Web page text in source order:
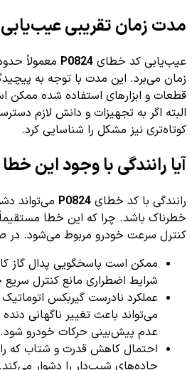
مدت زمان تقریبی عیب‌یابی
عیب‌یابی کد خطای P0824 معمولاً
زمان می‌برد. این مدت با توجه به
قطعات و ابزارهای استفاده شده ممکن
البته اگر به تجهیزات و دانش لازم
کوتاه‌تری نیز مشکل را شناسایی کرد.
آیا رانندگی با وجود این
رانندگی با کد خطای P0824 می‌تواند
خطرناک باشد. چرا که این خطا مستقیماً
کنترل سرعت خودرو مربوط می‌شود. در
ممکن است پاسخگویی پدال گاز
شرایط اضطراری مانع کنترل
عملکرد نادرست گیربکس
می‌تواند باعث تغییر ناگهانی
عدم پیش‌بینی حرکات خودرو شود.
احتمال کاهش قدرت و شتاب که
جاده‌های شیب‌دار را دشوار می‌کند.